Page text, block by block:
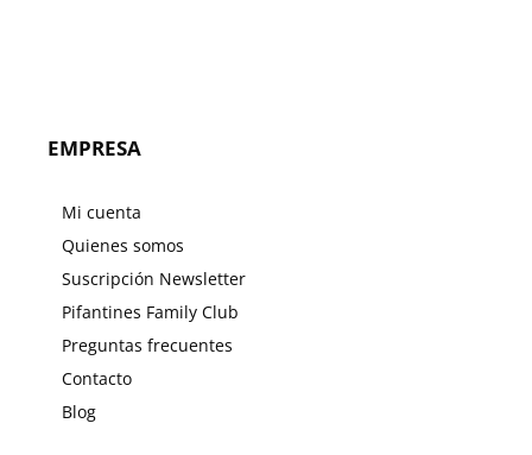
EMPRESA
Mi cuenta
Quienes somos
Suscripción Newsletter
Pifantines Family Club
Preguntas frecuentes
Contacto
Blog